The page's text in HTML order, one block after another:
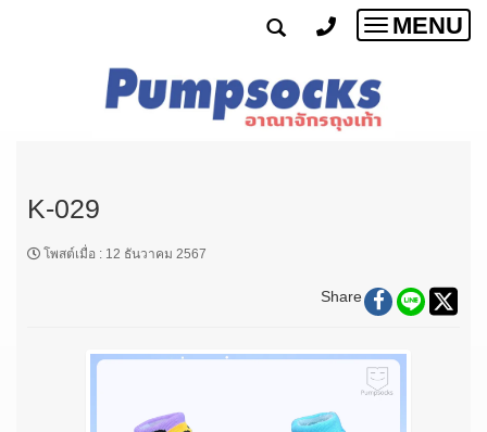
Toggle
MENU
K-029
โพสต์เมื่อ : 12 ธันวาคม 2567
Share